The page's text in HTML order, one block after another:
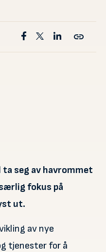
seg av havrommet
fokus på
ut.
av nye
tjenester for å